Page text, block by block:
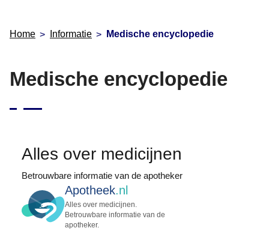
Home Informatie Medische encyclopedie
Medische encyclopedie
Alles over medicijnen
Betrouwbare informatie van de apotheker
Apotheek.nl
Alles over medicijnen.
Betrouwbare informatie van de
apotheker.